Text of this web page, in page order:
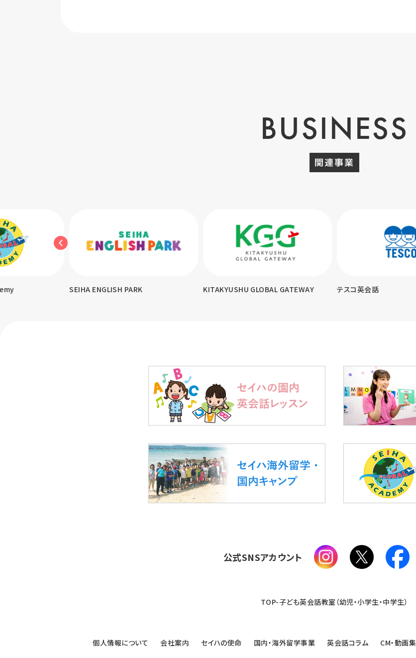
BUSINESS
関連事業
SEIHA ENGLISH PARK KITAKYUSHU GLOBAL GATEWAY テスコ英会話
公式SNSアカウント
TOP-子ども英会話教室（幼児・小学生・中学生）
個人情報について 会社案内 セイハの使命 国内・海外留学事業 英会話コラム CM・動画集